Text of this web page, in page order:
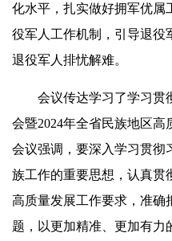
化水平，扎实做好拥军优属
役军人工作机制，引导退役
退役军人排忧解难。
会议传达学习了学习贯
会暨2024年全省民族地区高
会议强调，要深入学习贯彻
族工作的重要思想，认真贯
高质量发展工作要求，准确
题，以更加精准、更加有力